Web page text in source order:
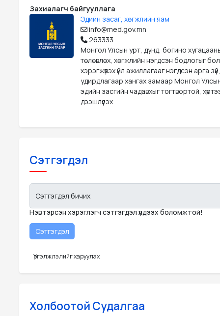
Захиалагч байгууллага
Эдийн засаг, хөгжлийн яам
info@med.gov.mn
263333
Монгол Улсын урт, дунд, богино
төлөвлөх, хөгжлийн нэгдсэн бодлогыг
хэрэгжүүлэх үйл ажиллагааг нэгдсэн арга зүй,
удирдлагаар хангах замаар Монгол
эдийн засгийн чадавхыг тогтвортой,
дээшлүүлэх
Сэтгэгдэл
Сэтгэгдэл бичих
Нэвтэрсэн хэрэглэгч сэтгэгдэл үлдээх боломжтой!
Үргэлжлэлийг харуулах
Холбоотой Судалгаа